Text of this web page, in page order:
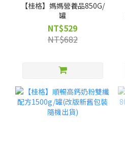
【桂格】媽媽營養品850G/
罐
NT$529
NT$682